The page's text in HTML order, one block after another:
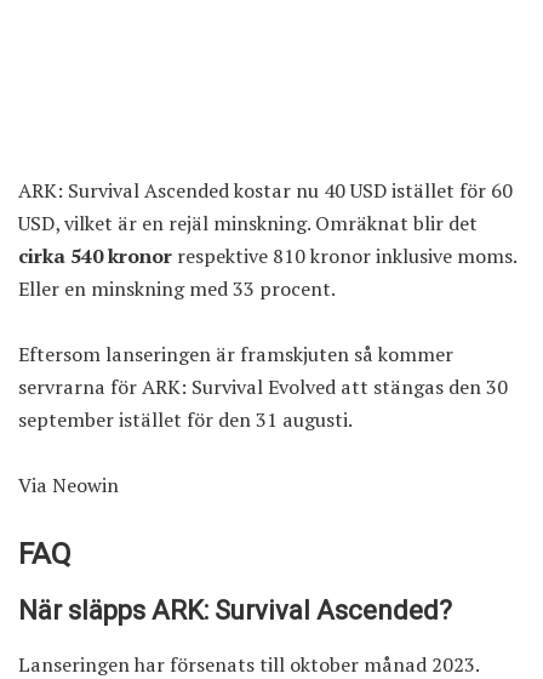
ARK: Survival Ascended kostar nu 40 USD istället för 60
USD, vilket är en rejäl minskning. Omräknat blir det
cirka 540 kronor respektive 810 kronor inklusive moms.
Eller en minskning med 33 procent.
Eftersom lanseringen är framskjuten så kommer
servrarna för ARK: Survival Evolved att stängas den 30
september istället för den 31 augusti.
Via Neowin
FAQ
När släpps ARK: Survival Ascended?
Lanseringen har försenats till oktober månad 2023.